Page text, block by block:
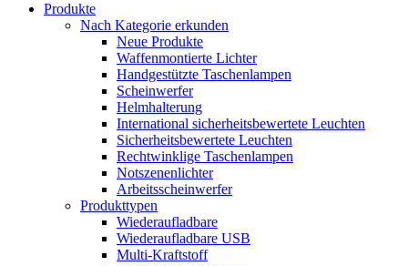
Produkte
Nach Kategorie erkunden
Neue Produkte
Waffenmontierte Lichter
Handgestützte Taschenlampen
Scheinwerfer
Helmhalterung
International sicherheitsbewertete Leuchten
Sicherheitsbewertete Leuchten
Rechtwinklige Taschenlampen
Notszenenlichter
Arbeitsscheinwerfer
Produkttypen
Wiederaufladbare
Wiederaufladbare USB
Multi-Kraftstoff